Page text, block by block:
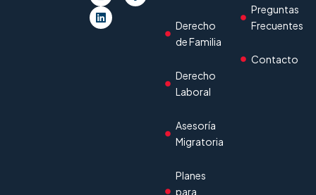
Derecho
de Familia
Derecho
Laboral
Asesoría
Migratoria
Planes
para
Preguntas
Frecuentes
Contacto